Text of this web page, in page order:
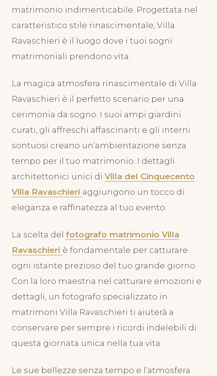
matrimonio indimenticabile. Progettata nel
caratteristico stile rinascimentale, Villa
Ravaschieri è il luogo dove i tuoi sogni
matrimoniali prendono vita.
La magica atmosfera rinascimentale di Villa
Ravaschieri è il perfetto scenario per una
cerimonia da sogno. I suoi ampi giardini
curati, gli affreschi affascinanti e gli interni
sontuosi creano un’ambientazione senza
tempo per il tuo matrimonio. I dettagli
architettonici unici di Villa del Cinquecento
Villa Ravaschieri aggiungono un tocco di
eleganza e raffinatezza al tuo evento.
La scelta del fotografo matrimonio Villa
Ravaschieri è fondamentale per catturare
ogni istante prezioso del tuo grande giorno.
Con la loro maestria nel catturare emozioni e
dettagli, un fotografo specializzato in
matrimoni Villa Ravaschieri ti aiuterà a
conservare per sempre i ricordi indelebili di
questa giornata unica nella tua vita.
Le sue bellezze senza tempo e l’atmosfera